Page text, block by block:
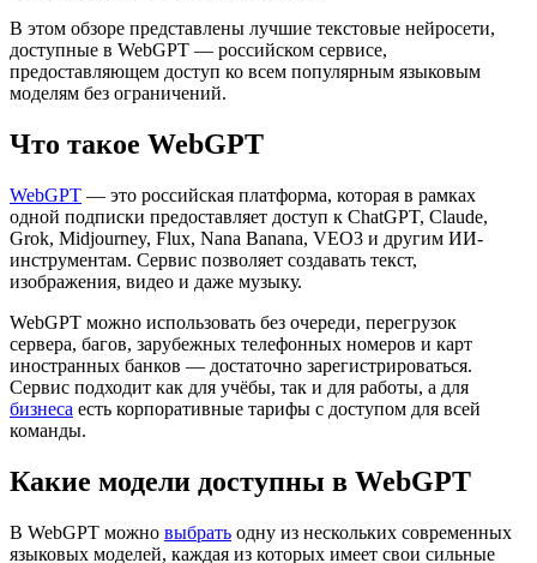
В этом обзоре представлены лучшие текстовые нейросети,
доступные в WebGPT — российском сервисе,
предоставляющем доступ ко всем популярным языковым
моделям без ограничений.
Что такое WebGPT
WebGPT — это российская платформа, которая в рамках
одной подписки предоставляет доступ к ChatGPT, Claude,
Grok, Midjourney, Flux, Nana Banana, VEO3 и другим ИИ-
инструментам. Сервис позволяет создавать текст,
изображения, видео и даже музыку.
WebGPT можно использовать без очереди, перегрузок
сервера, багов, зарубежных телефонных номеров и карт
иностранных банков — достаточно зарегистрироваться.
Сервис подходит как для учёбы, так и для работы, а для
бизнеса есть корпоративные тарифы с доступом для всей
команды.
Какие модели доступны в WebGPT
В WebGPT можно выбрать одну из нескольких современных
языковых моделей, каждая из которых имеет свои сильные